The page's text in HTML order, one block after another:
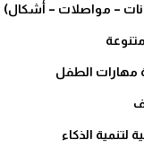
لتنمية الذكاء